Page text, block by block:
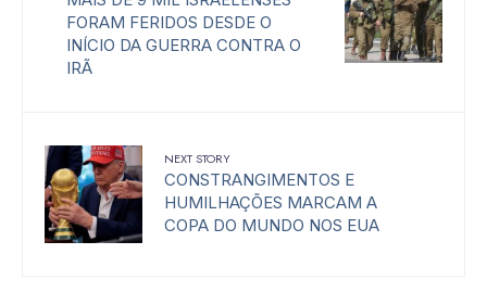
FORAM FERIDOS DESDE O
INÍCIO DA GUERRA CONTRA O
IRÃ
NEXT STORY
CONSTRANGIMENTOS E
HUMILHAÇÕES MARCAM A
COPA DO MUNDO NOS EUA